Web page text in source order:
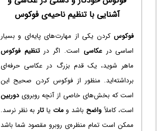
آشنایی با تنظیم ناحیه‌ی فوکوس
فوکوسکردن یکی از مهارت‌های پایه‌ای و بسیار
اساسی درعکاسی است. اگر درتنظیم فوکوس
ماهر شوید، یک قدم بزرگ در عکاسی حرفه‌ای
برداشته‌اید. منظور از فوکوس کردن صحیح این
است که بخش‌های خاصی از آنچه روبرویدوربین
است، کاملاًواضح باشد ومات یاتار به نظر نرسد.
ممکن است تمام منظره‌ی روبرو مقصود شما باشد